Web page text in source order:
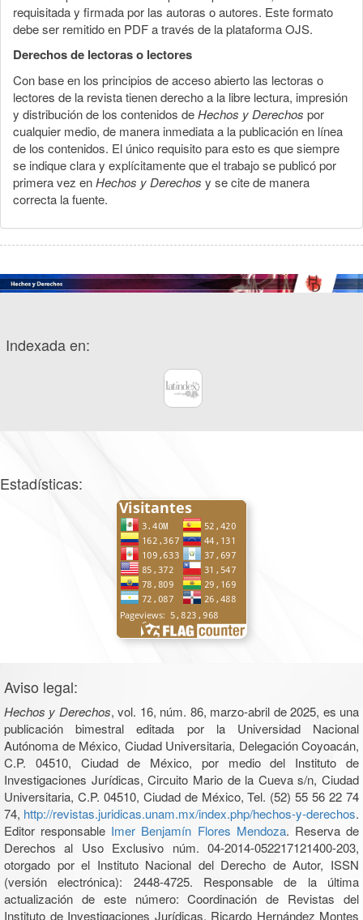
requisitada y firmada por las autoras o autores. Este formato
debe ser remitido en PDF a través de la plataforma OJS.
Derechos de lectoras o lectores
Con base en los principios de acceso abierto las lectoras o
lectores de la revista tienen derecho a la libre lectura, impresión
y distribución de los contenidos deHechos y Derechos por
cualquier medio, de manera inmediata a la publicación en línea
de los contenidos. El único requisito para esto es que siempre
se indique clara y explícitamente que el trabajo se publicó por
primera vez enHechos y Derechos y se cite de manera
correcta la fuente.
Indexada en:
Estadísticas:
Aviso legal:
Hechos y Derechos, vol. 16, núm. 86, marzo-abril de 2025, es una
publicación bimestral editada por la Universidad Nacional
Autónoma de México, Ciudad Universitaria, Delegación Coyoacán,
C.P. 04510, Ciudad de México, por medio del Instituto de
Investigaciones Jurídicas, Circuito Mario de la Cueva s/n, Ciudad
Universitaria, C.P. 04510, Ciudad de México, Tel. (52) 55 56 22 74
74, http://revistas.juridicas.unam.mx/index.php/hechos-y-derechos.
Editor responsable Imer Benjamín Flores Mendoza. Reserva de
Derechos al Uso Exclusivo núm. 04-2014-052217121400-203,
otorgado por el Instituto Nacional del Derecho de Autor, ISSN
(versión electrónica): 2448-4725. Responsable de la última
actualización de este número: Coordinación de Revistas del
Instituto de Investigaciones Jurídicas, Ricardo Hernández Montes